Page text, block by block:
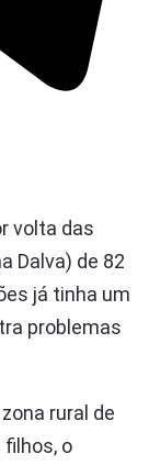
volta das
Dalva) de 82
já tinha um
problemas
rural de
filhos, o